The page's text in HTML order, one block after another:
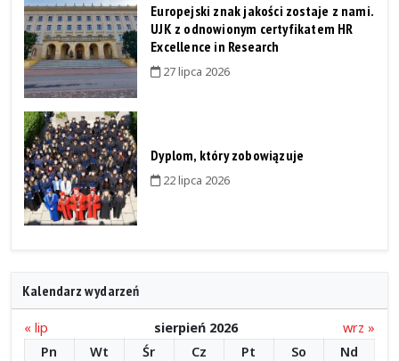
Europejski znak jakości zostaje z nami.
UJK z odnowionym certyfikatem HR
Excellence in Research
27 lipca 2026
Dyplom, który zobowiązuje
22 lipca 2026
Kalendarz wydarzeń
« lip sierpień 2026
wrz »
Pn
Wt Śr Cz Pt So Nd